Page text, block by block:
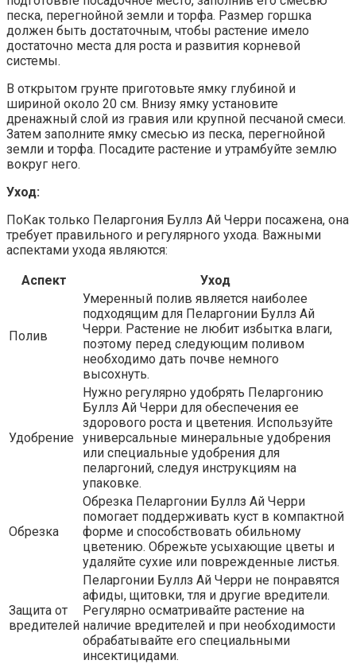
песка, перегнойной земли и торфа. Размер горшка
должен быть достаточным, чтобы растение имело
достаточно места для роста и развития корневой
системы.
В открытом грунте приготовьте ямку глубиной и
шириной около 20 см. Внизу ямку установите
дренажный слой из гравия или крупной песчаной смеси.
Затем заполните ямку смесью из песка, перегнойной
земли и торфа. Посадите растение и утрамбуйте землю
вокруг него.
Уход:
ПоКак только Пеларгония Буллз Ай Черри посажена, она
требует правильного и регулярного ухода. Важными
аспектами ухода являются:
Аспект
Уход
Полив
Умеренный полив является наиболее
подходящим для Пеларгонии Буллз Ай
Черри. Растение не любит избытка влаги,
поэтому перед следующим поливом
необходимо дать почве немного
высохнуть.
Удобрение
Нужно регулярно удобрять Пеларгонию
Буллз Ай Черри для обеспечения ее
здорового роста и цветения. Используйте
универсальные минеральные удобрения
или специальные удобрения для
пеларгоний, следуя инструкциям на
упаковке.
Обрезка
Обрезка Пеларгонии Буллз Ай Черри
помогает поддерживать куст в компактной
форме и способствовать обильному
цветению. Обрежьте усыхающие цветы и
удаляйте сухие или поврежденные листья.
Защита от
вредителей
Пеларгонии Буллз Ай Черри не понравятся
афиды, щитовки, тля и другие вредители.
Регулярно осматривайте растение на
наличие вредителей и при необходимости
обрабатывайте его специальными
инсектицидами.